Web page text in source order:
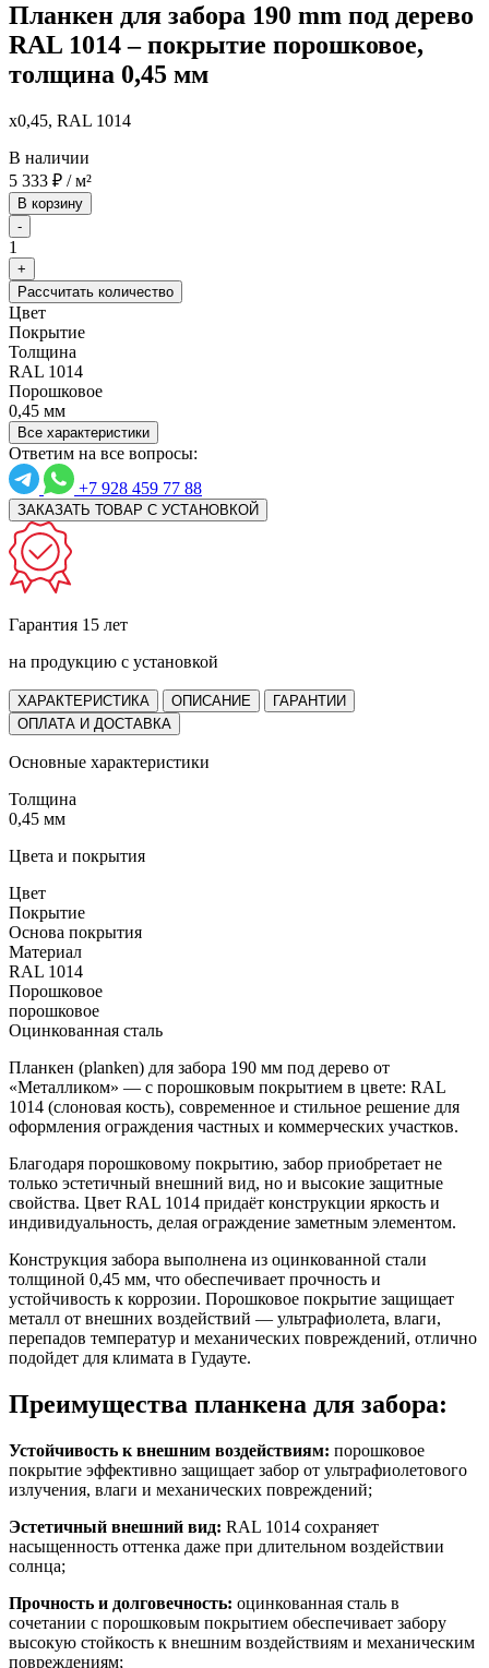
Планкен для забора 190 mm под дерево
RAL 1014 – покрытие порошковое,
толщина 0,45 мм
x0,45, RAL 1014
В наличии
5 333 ₽ / м²
В корзину
-
1
+
Рассчитать количество
Цвет
Покрытие
Толщина
RAL 1014
Порошковое
0,45 мм
Все характеристики
Ответим на все вопросы:
+7 928 459 77 88
ЗАКАЗАТЬ ТОВАР С УСТАНОВКОЙ
Гарантия 15 лет
на продукцию с установкой
ХАРАКТЕРИСТИКА ОПИСАНИЕ
ГАРАНТИИ
ОПЛАТА И ДОСТАВКА
Основные характеристики
Толщина
0,45 мм
Цвета и покрытия
Цвет
Покрытие
Основа покрытия
Материал
RAL 1014
Порошковое
порошковое
Оцинкованная сталь
Планкен (planken) для забора 190 мм под дерево от
«Металликом» — с порошковым покрытием в цвете: RAL
1014 (слоновая кость), современное и стильное решение для
оформления ограждения частных и коммерческих участков.
Благодаря порошковому покрытию, забор приобретает не
только эстетичный внешний вид, но и высокие защитные
свойства. Цвет RAL 1014 придаёт конструкции яркость и
индивидуальность, делая ограждение заметным элементом.
Конструкция забора выполнена из оцинкованной стали
толщиной 0,45 мм, что обеспечивает прочность и
устойчивость к коррозии. Порошковое покрытие защищает
металл от внешних воздействий — ультрафиолета, влаги,
перепадов температур и механических повреждений, отлично
подойдет для климата в Гудауте.
Преимущества планкена для забора:
Устойчивость к внешним воздействиям: порошковое
покрытие эффективно защищает забор от ультрафиолетового
излучения, влаги и механических повреждений;
Эстетичный внешний вид: RAL 1014 сохраняет
насыщенность оттенка даже при длительном воздействии
солнца;
Прочность и долговечность: оцинкованная сталь в
сочетании с порошковым покрытием обеспечивает забору
высокую стойкость к внешним воздействиям и механическим
повреждениям;